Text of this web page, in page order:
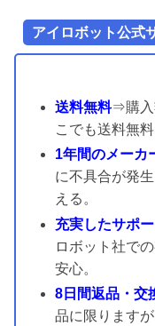
アイロボット公式
送料無料⇒購入
こでも送料無料
1年間のメーカ
に不具合が発
える。
充実したサポ
ロボット社で
安心。
8日間返品・交
品に限ります